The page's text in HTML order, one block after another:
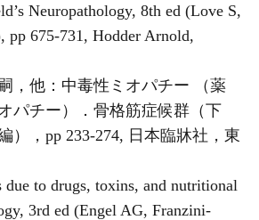
Neuropathology, 8th ed (Love S,
pp 675-731, Hodder Arnold,
，他：中毒性ミオパチー （薬
パチー）．骨格筋症候群（下
），pp 233-274, 日本臨牀社，東
due to drugs, toxins, and nutritional
3rd ed (Engel AG, Franzini-